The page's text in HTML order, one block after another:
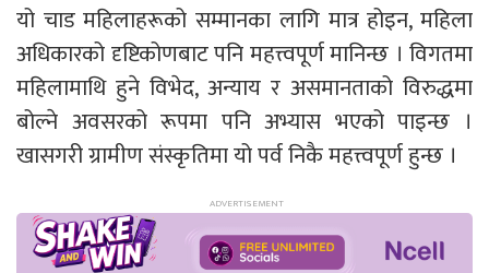
यो चाड महिलाहरूको सम्मानका लागि मात्र होइन, महिला
अधिकारको दृष्टिकोणबाट पनि महत्त्वपूर्ण मानिन्छ । विगतमा
महिलामाथि हुने विभेद, अन्याय र असमानताको विरुद्धमा
बोल्ने अवसरको रूपमा पनि अभ्यास भएको पाइन्छ ।
खासगरी ग्रामीण संस्कृतिमा यो पर्व निकै महत्त्वपूर्ण हुन्छ ।